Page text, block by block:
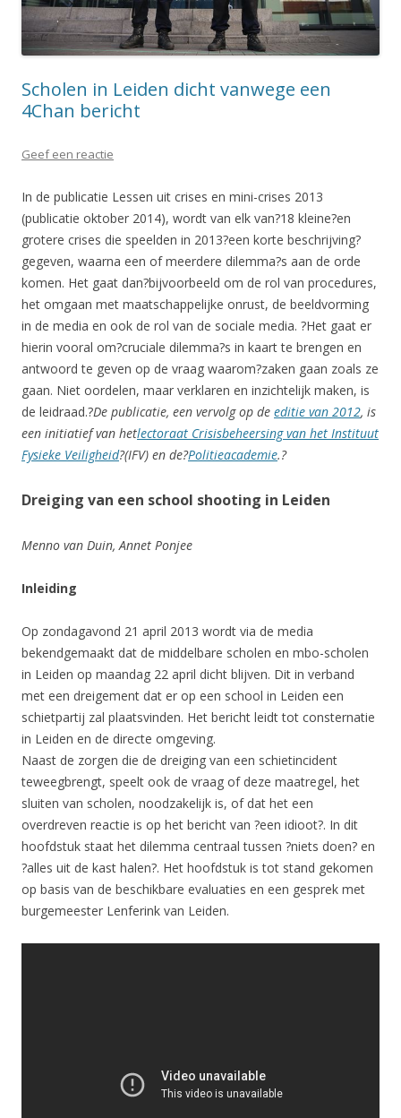
Scholen in Leiden dicht vanwege een
4Chan bericht
Geef een reactie
In de publicatie Lessen uit crises en mini-crises 2013
(publicatie oktober 2014), wordt van elk van?18 kleine?en
grotere crises die speelden in 2013?een korte beschrijving?
gegeven, waarna een of meerdere dilemma?s aan de orde
komen. Het gaat dan?bijvoorbeeld om de rol van procedures,
het omgaan met maatschappelijke onrust, de beeldvorming
in de media en ook de rol van de sociale media. ?Het gaat er
hierin vooral om?cruciale dilemma?s in kaart te brengen en
antwoord te geven op de vraag waarom?zaken gaan zoals ze
gaan. Niet oordelen, maar verklaren en inzichtelijk maken, is
de leidraad.?De publicatie, een vervolg op de editie van 2012, is
een initiatief van hetlectoraat Crisisbeheersing van het Instituut
Fysieke Veiligheid?(IFV) en de?Politieacademie.?
Dreiging van een school shooting in Leiden
Menno van Duin, Annet Ponjee
Inleiding
Op zondagavond 21 april 2013 wordt via de media
bekendgemaakt dat de middelbare scholen en mbo-scholen
in Leiden op maandag 22 april dicht blijven. Dit in verband
met een dreigement dat er op een school in Leiden een
schietpartij zal plaatsvinden. Het bericht leidt tot consternatie
in Leiden en de directe omgeving.
Naast de zorgen die de dreiging van een schietincident
teweegbrengt, speelt ook de vraag of deze maatregel, het
sluiten van scholen, noodzakelijk is, of dat het een
overdreven reactie is op het bericht van ?een idioot?. In dit
hoofdstuk staat het dilemma centraal tussen ?niets doen? en
?alles uit de kast halen?. Het hoofdstuk is tot stand gekomen
op basis van de beschikbare evaluaties en een gesprek met
burgemeester Lenferink van Leiden.